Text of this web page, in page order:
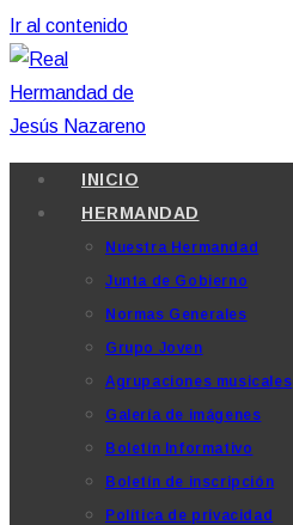
Ir al contenido
INICIO
HERMANDAD
Nuestra Hermandad
Junta de Gobierno
Normas Generales
Grupo Joven
Agrupaciones musicales
Galería de imágenes
Boletín Informativo
Boletín de inscripción
Política de privacidad